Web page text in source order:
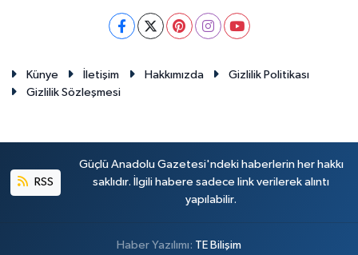
Künye İletişim Hakkımızda
Gizlilik Politikası
Gizlilik Sözleşmesi
RSS
Güçlü Anadolu Gazetesi'ndeki haberlerin her hakkı
saklıdır. İlgili habere sadece link verilerek alıntı
yapılabilir.
Haber Yazılımı: TE Bilişim